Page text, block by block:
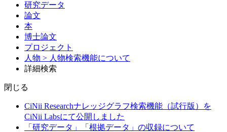
研究データ
論文
本
博士論文
プロジェクト
人物 > 人物検索機能について
詳細検索
閉じる
CiNii Researchナレッジグラフ検索機能（試行版）を
CiNii Labsにて公開しました
「研究データ」「根拠データ」の収録について